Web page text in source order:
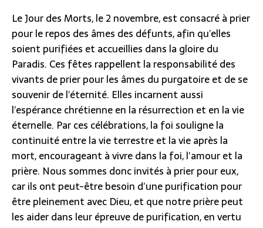
Le Jour des Morts, le 2 novembre, est consacré à prier
pour le repos des âmes des défunts, afin qu’elles
soient purifiées et accueillies dans la gloire du
Paradis. Ces fêtes rappellent la responsabilité des
vivants de prier pour les âmes du purgatoire et de se
souvenir de l’éternité. Elles incarnent aussi
l’espérance chrétienne en la résurrection et en la vie
éternelle. Par ces célébrations, la foi souligne la
continuité entre la vie terrestre et la vie après la
mort, encourageant à vivre dans la foi, l’amour et la
prière. Nous sommes donc invités à prier pour eux,
car ils ont peut-être besoin d’une purification pour
être pleinement avec Dieu, et que notre prière peut
les aider dans leur épreuve de purification, en vertu